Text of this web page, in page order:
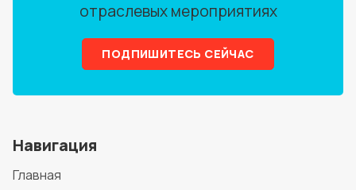
отраслевых мероприятиях
ПОДПИШИТЕСЬ СЕЙЧАС
Навигация
Главная